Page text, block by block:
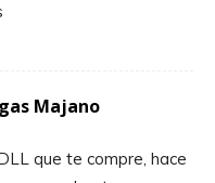
Majano
que te compre, hace